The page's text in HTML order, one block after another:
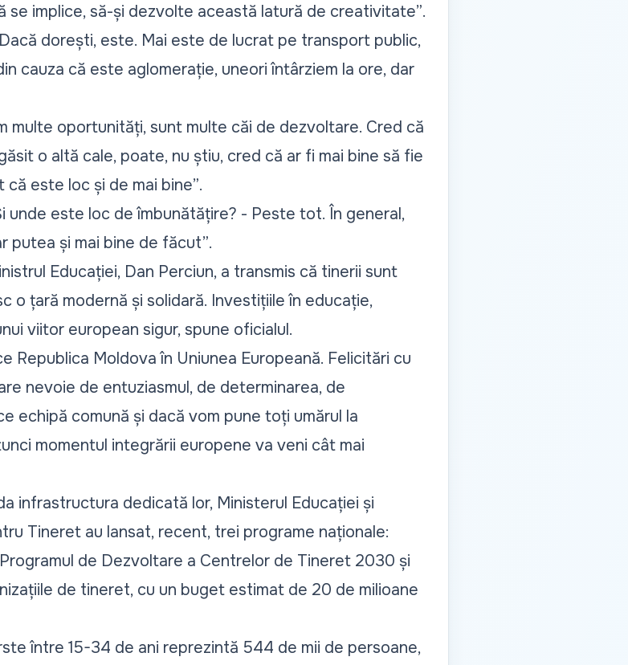
se implice, să-și dezvolte această latură de creativitate”.
dorești, este. Mai este de lucrat pe transport public,
cauza că este aglomerație, uneori întârziem la ore, dar
multe oportunități, sunt multe căi de dezvoltare. Cred că
o altă cale, poate, nu știu, cred că ar fi mai bine să fie
că este loc și de mai bine”.
unde este loc de îmbunătățire? - Peste tot. În general,
putea și mai bine de făcut”.
Educației, Dan Perciun, a transmis că tinerii sunt
o țară modernă și solidară. Investițiile în educație,
viitor european sigur, spune oficialul.
Republica Moldova în Uniunea Europeană. Felicitări cu
nevoie de entuziasmul, de determinarea, de
echipă comună și dacă vom pune toți umărul la
momentul integrării europene va veni cât mai
infrastructura dedicată lor, Ministerul Educației și
Tineret au lansat, recent, trei programe naționale:
de Dezvoltare a Centrelor de Tineret 2030 și
de tineret, cu un buget estimat de 20 de milioane
între 15-34 de ani reprezintă 544 de mii de persoane,